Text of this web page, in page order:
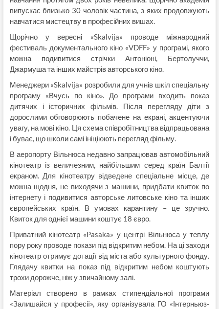
випускає близько 30 чоловік частина, з яких продовжують
навчатися мистецтву в професійних вишах.
Щорічно у вересні «Skalvija» проводе міжнародний
фестиваль документального кіно «VDFF» у програмі, якого
можна подивитися стрічки Антоніоні, Бертолуччи,
Джармуша та інших майстрів авторського кіно.
Менеджери «Skalvija» розробили для учнів шкіл спеціальну
програму «Вчусь по кіно». До програми входить показ
дитячих і історичних фільмів. Після перегляду діти з
дорослими обговорюють побачене на екрані, акцентуючи
увагу, на мові кіно. Ця схема співробітництва відпрацьована
і буває, що школи самі ініціюють перегляд фільму.
В аеропорту Вільнюса недавно запрацював автомобільний
кінотеатр із величезним, найбільшим серед країн Балтії
екраном. Для кінотеатру відведене спеціальне місце, де
можна щодня, не виходячи з машини, придбати квиток по
інтернету і подивитися авторське литовське кіно та інших
європейських країн. В умовах карантину – це зручно.
Квиток для однієї машини коштує 18 євро.
Приватний кінотеатр «Pasaka» у центрі Вільнюса у теплу
пору року проводе покази під відкритим небом. На ці заходи
кінотеатр отримує дотації від міста або культурного фонду.
Глядачу квитки на показ під відкритим небом коштують
трохи дорожче, ніж у звичайному залі.
Матеріал створено в рамках стипендіальної програми
«Залишайся у професії», яку організувала ГО «Інтерньюз-